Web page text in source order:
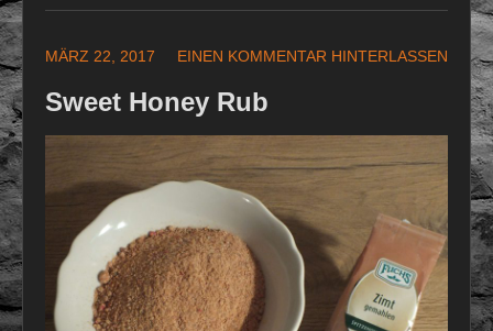
MÄRZ 22, 2017 EINEN KOMMENTAR HINTERLASSEN
Sweet Honey Rub